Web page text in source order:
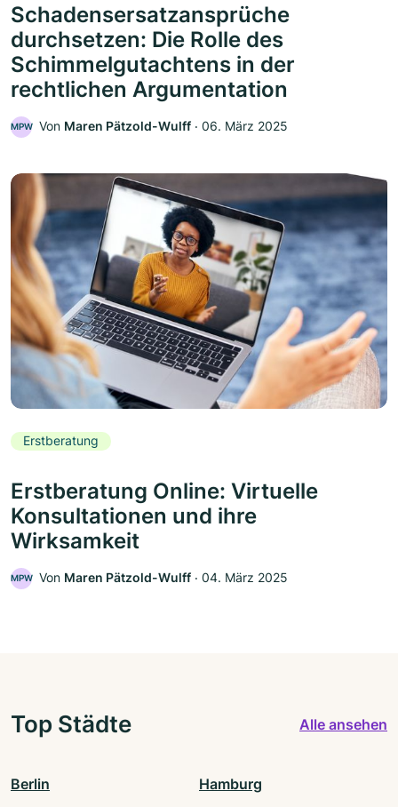
Schadensersatzansprüche
durchsetzen: Die Rolle des
Schimmelgutachtens in der
rechtlichen Argumentation
MPW Von Maren Pätzold-Wulff ‧ 06. März 2025
Erstberatung
Erstberatung Online: Virtuelle
Konsultationen und ihre
Wirksamkeit
MPW Von Maren Pätzold-Wulff ‧ 04. März 2025
Top Städte Alle ansehen
Berlin Hamburg